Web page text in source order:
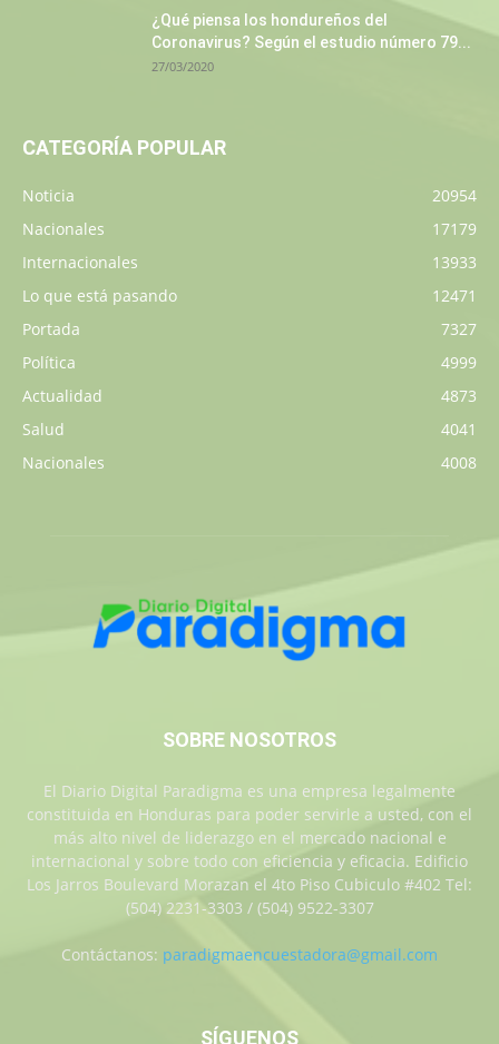
¿Qué piensa los hondureños del
Coronavirus? Según el estudio número 79...
27/03/2020
CATEGORÍA POPULAR
Noticia
20954
Nacionales
17179
Internacionales
13933
Lo que está pasando
12471
Portada
7327
Política
4999
Actualidad
4873
Salud
4041
Nacionales
4008
SOBRE NOSOTROS
El Diario Digital Paradigma es una empresa legalmente
constituida en Honduras para poder servirle a usted, con el
más alto nivel de liderazgo en el mercado nacional e
internacional y sobre todo con eficiencia y eficacia. Edificio
Los Jarros Boulevard Morazan el 4to Piso Cubiculo #402 Tel:
(504) 2231-3303 / (504) 9522-3307
Contáctanos: paradigmaencuestadora@gmail.com
SÍGUENOS